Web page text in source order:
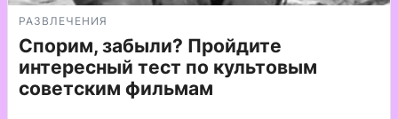
РАЗВЛЕЧЕНИЯ
Спорим, забыли? Пройдите
интересный тест по культовым
советским фильмам